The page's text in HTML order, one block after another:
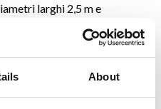
About
larghi 2,5 m e
scavato da una chiatta
sui Piloni Nord e